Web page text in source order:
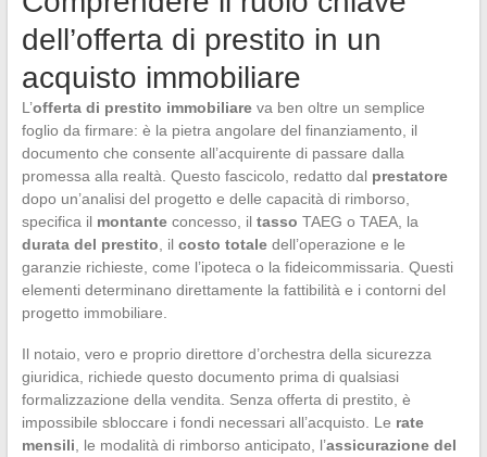
dell’offerta di prestito in un
acquisto immobiliare
L’offerta di prestito immobiliareva ben oltre un semplice
foglio da firmare: è la pietra angolare del finanziamento, il
documento che consente all’acquirente di passare dalla
promessa alla realtà. Questo fascicolo, redatto dal prestatore
dopo un’analisi del progetto e delle capacità di rimborso,
specifica il montanteconcesso, il tasso TAEG o TAEA, la
durata del prestito , il costo totaledell’operazione e le
garanzie richieste, come l’ipoteca o la fideicommissaria. Questi
elementi determinano direttamente la fattibilità e i contorni del
progetto immobiliare.
Il notaio, vero e proprio direttore d’orchestra della sicurezza
giuridica, richiede questo documento prima di qualsiasi
formalizzazione della vendita. Senza offerta di prestito, è
impossibile sbloccare i fondi necessari all’acquisto. Le rate
mensili , le modalità di rimborso anticipato, l’assicurazione del